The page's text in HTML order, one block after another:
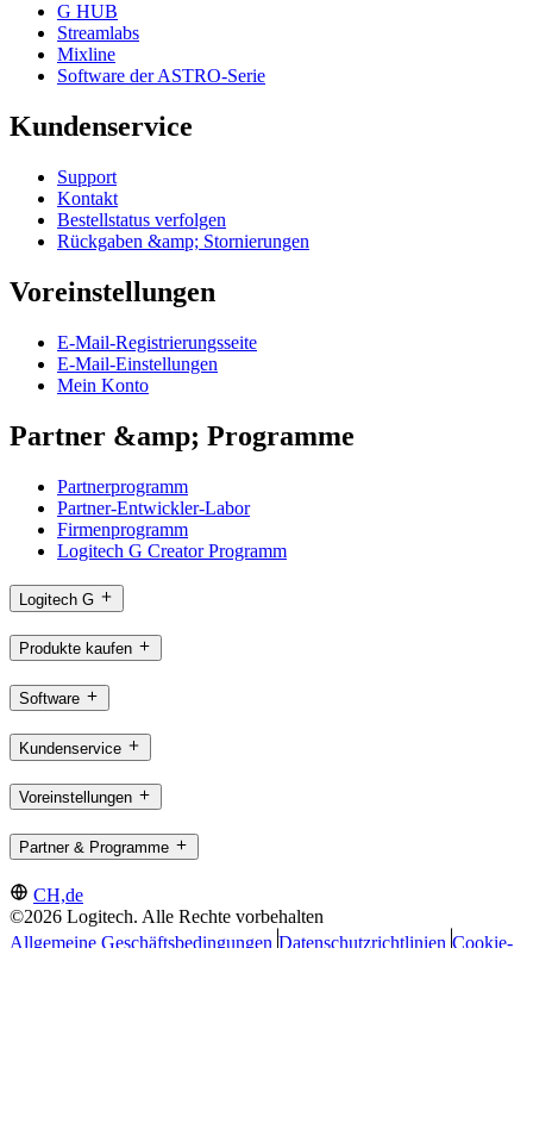
G HUB
Streamlabs
Mixline
Software der ASTRO-Serie
Kundenservice
Support
Kontakt
Bestellstatus verfolgen
Rückgaben &amp; Stornierungen
Voreinstellungen
E-Mail-Registrierungsseite
E-Mail-Einstellungen
Mein Konto
Partner &amp; Programme
Partnerprogramm
Partner-Entwickler-Labor
Firmenprogramm
Logitech G Creator Programm
Logitech G
Produkte kaufen
Software
Kundenservice
Voreinstellungen
Partner & Programme
CH,de
©2026 Logitech. Alle Rechte vorbehalten
Allgemeine Geschäftsbedingungen Datenschutzrichtlinien Cookie-